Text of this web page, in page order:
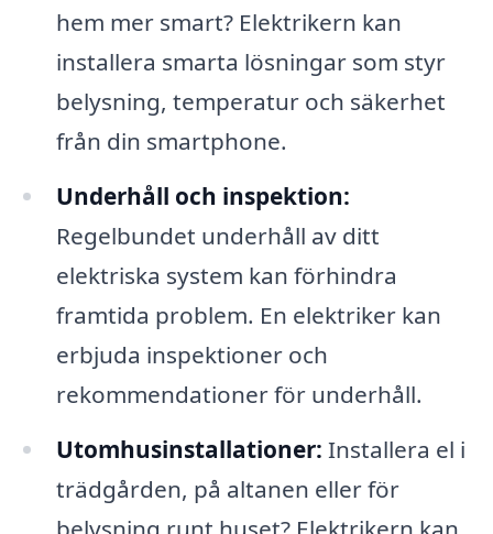
hem mer smart? Elektrikern kan
installera smarta lösningar som styr
belysning, temperatur och säkerhet
från din smartphone.
Underhåll och inspektion:
Regelbundet underhåll av ditt
elektriska system kan förhindra
framtida problem. En elektriker kan
erbjuda inspektioner och
rekommendationer för underhåll.
Utomhusinstallationer: Installera el i
trädgården, på altanen eller för